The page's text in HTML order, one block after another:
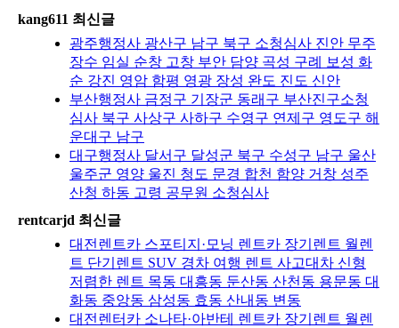
kang611 최신글
광주행정사 광산구 남구 북구 소청심사 진안 무주
장수 임실 순창 고창 부안 담양 곡성 구례 보성 화
순 강진 영암 함평 영광 장성 완도 진도 신안
부산행정사 금정구 기장군 동래구 부산진구소청
심사 북구 사상구 사하구 수영구 연제구 영도구 해
운대구 남구
대구행정사 달서구 달성군 북구 수성구 남구 울산
울주군 영양 울진 청도 문경 합천 함양 거창 성주
산청 하동 고령 공무원 소청심사
rentcarjd 최신글
대전렌트카 스포티지·모닝 렌트카 장기렌트 월렌
트 단기렌트 SUV 경차 여행 렌트 사고대차 신형
저렴한 렌트 목동 대흥동 둔산동 산천동 용문동 대
화동 중앙동 삼성동 효동 산내동 변동
대전렌터카 소나타·아반테 렌트카 장기렌트 월렌